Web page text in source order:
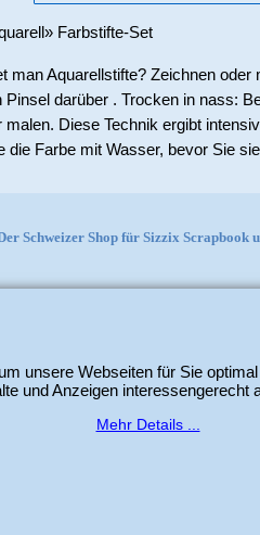
Farbstifte-Set
man Aquarellstifte? Zeichnen
Pinsel darüber . Trocken in nass:
malen. Diese Technik ergibt
die Farbe mit Wasser, bevor Sie
Schweizer Shop für Sizzix
unsere Webseiten für Sie
und Anzeigen interessengerecht
Mehr Details ...